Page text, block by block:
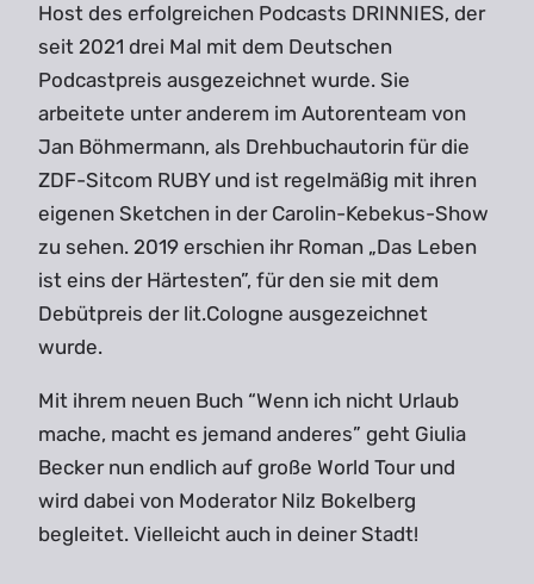
Host des erfolgreichen Podcasts DRINNIES, der
seit 2021 drei Mal mit dem Deutschen
Podcastpreis ausgezeichnet wurde. Sie
arbeitete unter anderem im Autorenteam von
Jan Böhmermann, als Drehbuchautorin für die
ZDF-Sitcom RUBY und ist regelmäßig mit ihren
eigenen Sketchen in der Carolin-Kebekus-Show
zu sehen. 2019 erschien ihr Roman „Das Leben
ist eins der Härtesten”, für den sie mit dem
Debütpreis der lit.Cologne ausgezeichnet
wurde.
Mit ihrem neuen Buch “Wenn ich nicht Urlaub
mache, macht es jemand anderes” geht Giulia
Becker nun endlich auf große World Tour und
wird dabei von Moderator Nilz Bokelberg
begleitet. Vielleicht auch in deiner Stadt!